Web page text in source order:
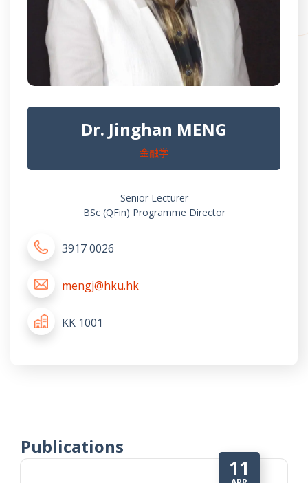
Dr. Jinghan MENG
金融学
Senior Lecturer
BSc (QFin) Programme Director
3917 0026
mengj@hku.hk
KK 1001
Publications
11